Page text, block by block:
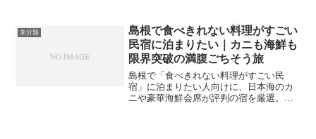
ら、選び方のポイントを整理します。
未分類
島根で食べきれない料理がすごい
民宿に泊まりたい｜カニも海鮮も
限界突破の満腹ごちそう旅
島根で「食べきれない料理がすごい民
宿」に泊まりたい人向けに、日本海のカ
ニや豪華海鮮会席が評判の宿を厳選。輝